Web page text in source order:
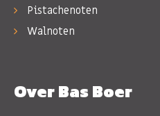
Pistachenoten
Walnoten
Over Bas Boer